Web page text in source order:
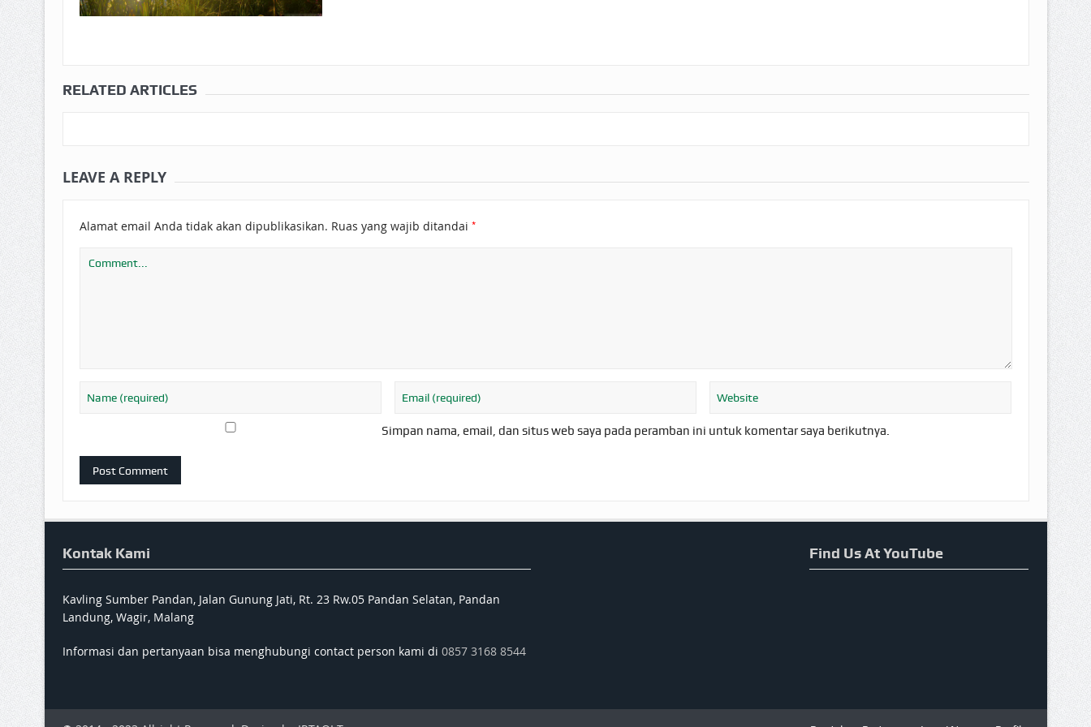
RELATED ARTICLES
LEAVE A REPLY
Alamat email Anda tidak akan dipublikasikan. Ruas yang wajib ditandai *
Simpan nama, email, dan situs web saya pada peramban ini untuk komentar saya berikutnya.
Kontak Kami
Kavling Sumber Pandan, Jalan Gunung Jati, Rt. 23 Rw.05 Pandan Selatan, Pandan
Landung, Wagir, Malang
Informasi dan pertanyaan bisa menghubungi contact person kami di 0857 3168 8544
Find Us At YouTube